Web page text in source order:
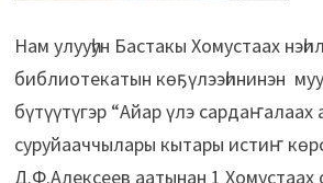
Нам улууһун Бастакы Хомустаах
библиотекатын көҕүлээһининэн
бүтүүтүгэр “Айар үлэ
суруйааччылары кытары истиҥ
Д.Ф.Алексеев аатынан 1 Хомустаах